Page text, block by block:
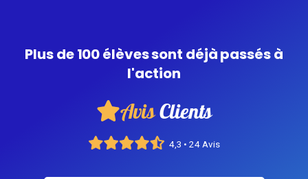
Plus de 100 élèves sont déjà passés à
l'action
AvisClients
4,3 • 24 Avis